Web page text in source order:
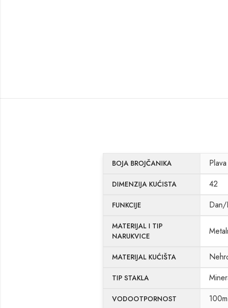
BOJA BROJČANIKA Plava
DIMENZIJA KUĆISTA 42
FUNKCIJE Dan/
MATERIJAL I TIP
NARUKVICE
MATERIJAL KUĆIŠTA
TIP STAKLA
VODOOTPORNOST 100m